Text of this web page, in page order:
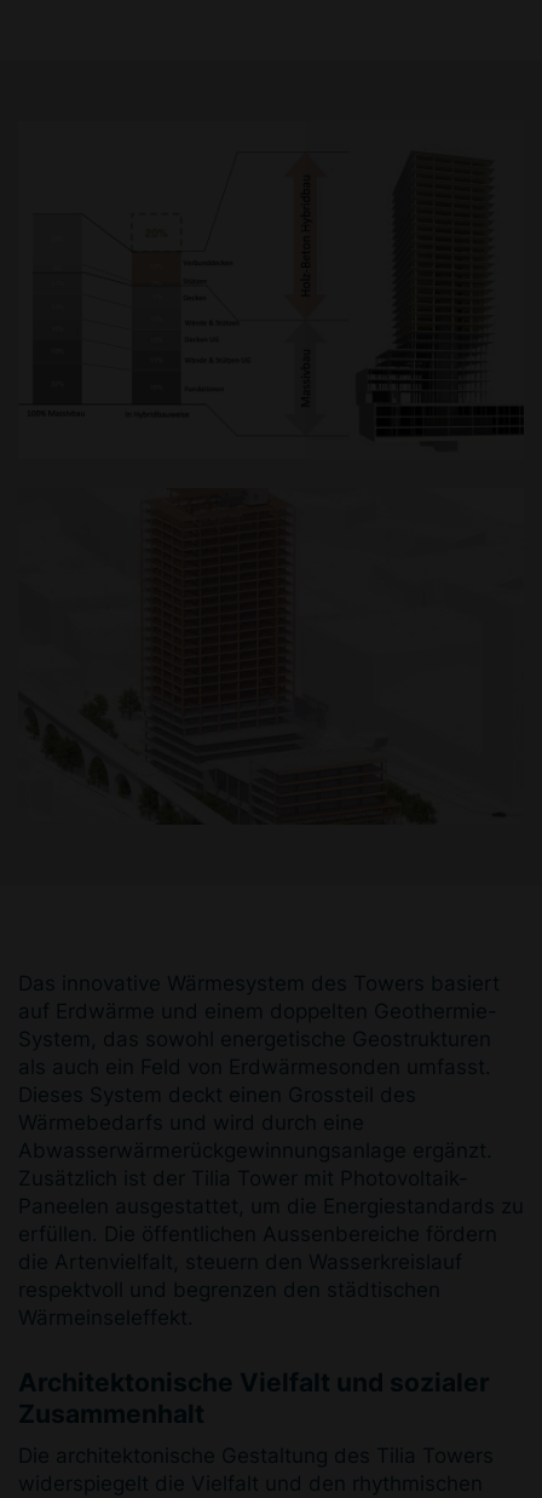
Das innovative Wärmesystem des Towers basiert
auf Erdwärme und einem doppelten Geothermie-
System, das sowohl energetische Geostrukturen
als auch ein Feld von Erdwärmesonden umfasst.
Dieses System deckt einen Grossteil des
Wärmebedarfs und wird durch eine
Abwasserwärmerückgewinnungsanlage ergänzt.
Zusätzlich ist der Tilia Tower mit Photovoltaik-
Paneelen ausgestattet, um die Energiestandards zu
erfüllen. Die öffentlichen Aussenbereiche fördern
die Artenvielfalt, steuern den Wasserkreislauf
respektvoll und begrenzen den städtischen
Wärmeinseleffekt.
Architektonische Vielfalt und sozialer
Zusammenhalt
Die architektonische Gestaltung des Tilia Towers
widerspiegelt die Vielfalt und den rhythmischen